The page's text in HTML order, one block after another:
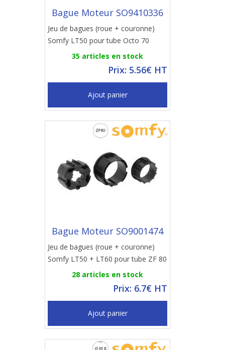
Bague Moteur SO9410336
Jeu de bagues (roue + couronne)
Somfy LT50 pour tube Octo 70
35 articles en stock
Prix: 5.56€ HT
Ajout panier
Bague Moteur SO9001474
Jeu de bagues (roue + couronne)
Somfy LT50 + LT60 pour tube ZF 80
28 articles en stock
Prix: 6.7€ HT
Ajout panier